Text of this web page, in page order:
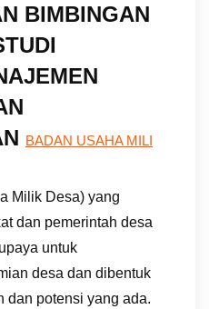
BIMBINGAN
BADAN USAHA MILI
Milik Desa) yang
dan pemerintah desa
untuk
desa dan dibentuk
dan potensi yang ada.